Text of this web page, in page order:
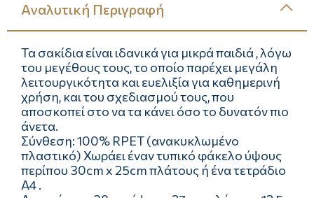
Αναλυτική Περιγραφή
Τα σακίδια είναι ιδανικά για μικρά παιδιά , λόγω
του μεγέθους τους, το οποίο παρέχει μεγάλη
λειτουργικότητα και ευελιξία για καθημερινή
χρήση, και του σχεδιασμού τους, που
αποσκοπεί στο να τα κάνει όσο το δυνατόν πιο
άνετα.
Σύνθεση: 100% RPET (ανακυκλωμένο
πλαστικό) Χωράει έναν τυπικό φάκελο ύψους
περίπου 30cm x 25cm πλάτους ή ένα τετράδιο
Α4 .